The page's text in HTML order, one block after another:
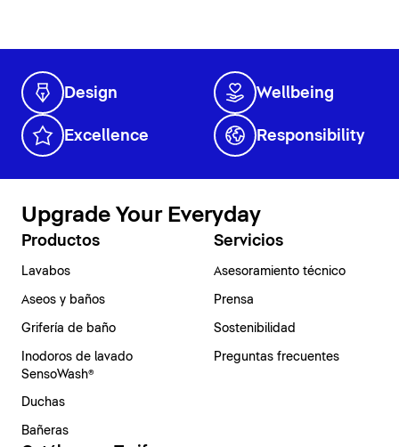
Design Wellbeing
Excellence Responsibility
Upgrade Your Everyday
Productos
Lavabos
Aseos y baños
Grifería de baño
Inodoros de lavado
SensoWash®
Duchas
Bañeras
Servicios
Asesoramiento técnico
Prensa
Sostenibilidad
Preguntas frecuentes